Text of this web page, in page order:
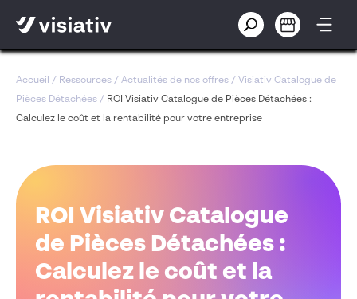
Accueil / Ressources / Actualités de nos offres / Visiativ Catalogue de
Pièces Détachées / ROI Visiativ Catalogue de Pièces Détachées :
Calculez le coût et la rentabilité pour votre entreprise
ROI Visiativ Catalogue
de Pièces Détachées :
Calculez le coût et la